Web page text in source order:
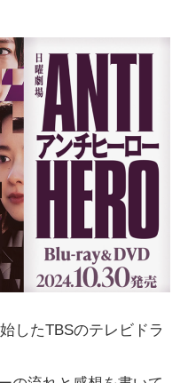
したTBSのテレビドラ